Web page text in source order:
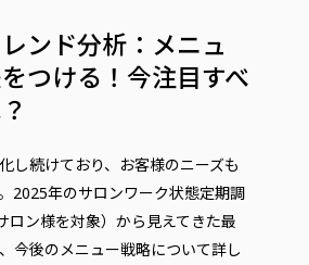
ンド分析：メニュ
つける！今注目すべ
し続けており、お客様のニーズも
2025年のサロンワーク状態定期調
ロン様を対象）から見えてきた最
今後のメニュー戦略について詳し